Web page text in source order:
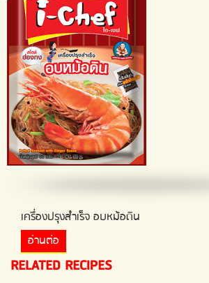
เครื่องปรุงสำเร็จ อบหม้อดิน
อ่านต่อ
RELATED RECIPES